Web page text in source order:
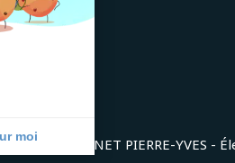
©2022 THEVENET PIERRE-YVES -